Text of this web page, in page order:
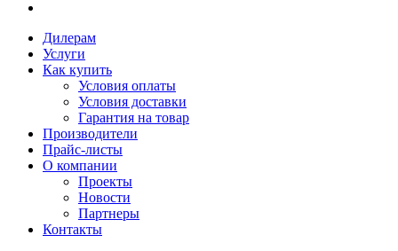
Дилерам
Услуги
Как купить
Условия оплаты
Условия доставки
Гарантия на товар
Производители
Прайс-листы
О компании
Проекты
Новости
Партнеры
Контакты